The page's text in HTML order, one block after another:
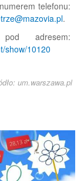
telefonu:
.
adresem:
show/10120
um.warszawa.pl